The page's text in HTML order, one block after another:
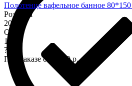
Полотенце вафельное банное
Розница
200
Опт
170
?
При заказе от 7 000 р.